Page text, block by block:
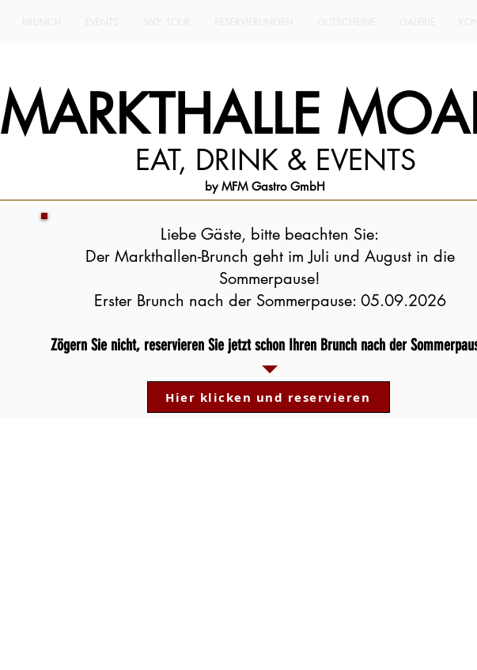
MARKTHALLE
EAT, DRINK & EVENTS
by MFM Gastro GmbH
Liebe Gäste, bitte beachten Sie:
Der Markthallen-Brunch geht im Juli und August in die
Sommerpause!
Erster Brunch nach der Sommerpause: 05.09.2026
Zögern Sie nicht, reservieren Sie jetzt schon Ihren Brunch nach der
Hier klicken und reservieren